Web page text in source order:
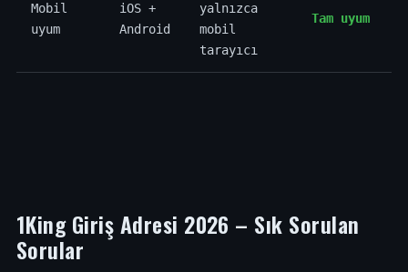
Mobil
uyum
iOS +
Android
yalnızca
mobil
tarayıcı
Tam uyum
1King Giriş Adresi 2026 – Sık Sorulan
Sorular